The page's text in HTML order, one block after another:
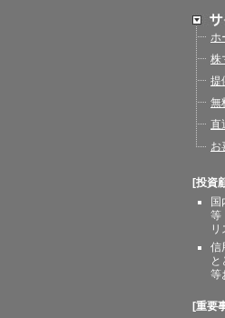
ホ
株
提
無
直
お
[投資
等
信
等
[重要